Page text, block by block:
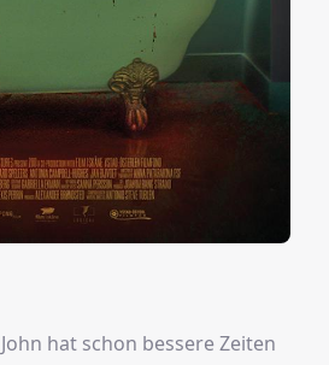
hat schon bessere Zeiten